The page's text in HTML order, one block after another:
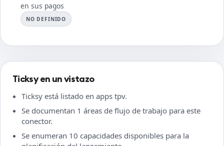
en sus pagos
NO DEFINIDO
Ticksy en un vistazo
Ticksy está listado en apps tpv.
Se documentan 1 áreas de flujo de trabajo para este
conector.
Se enumeran 10 capacidades disponibles para la